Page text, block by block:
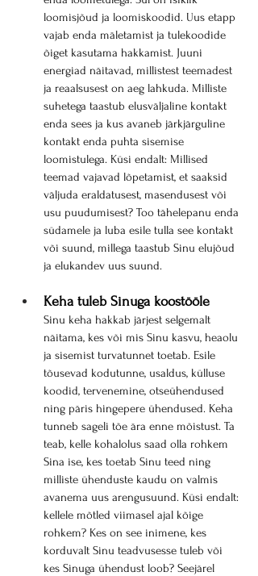
loomisjõud ja loomiskoodid. Uus etapp
vajab enda mäletamist ja tulekoodide
õiget kasutama hakkamist. Juuni
energiad näitavad, millistest teemadest
ja reaalsusest on aeg lahkuda. Milliste
suhetega taastub elusväljaline kontakt
enda sees ja kus avaneb järkjärguline
kontakt enda puhta sisemise
loomistulega. Küsi endalt: Millised
teemad vajavad lõpetamist, et saaksid
väljuda eraldatusest, masendusest või
usu puudumisest? Too tähelepanu enda
südamele ja luba esile tulla see kontakt
või suund, millega taastub Sinu elujõud
ja elukandev uus suund.
Keha tuleb Sinuga koostööle
Sinu keha hakkab järjest selgemalt
näitama, kes või mis Sinu kasvu, heaolu
ja sisemist turvatunnet toetab. Esile
tõusevad kodutunne, usaldus, külluse
koodid, tervenemine, otseühendused
ning päris hingepere ühendused. Keha
tunneb sageli tõe ära enne mõistust. Ta
teab, kelle kohalolus saad olla rohkem
Sina ise, kes toetab Sinu teed ning
milliste ühenduste kaudu on valmis
avanema uus arengusuund. Küsi endalt:
kellele mõtled viimasel ajal kõige
rohkem? Kes on see inimene, kes
korduvalt Sinu teadvusesse tuleb või
kes Sinuga ühendust loob? Seejärel